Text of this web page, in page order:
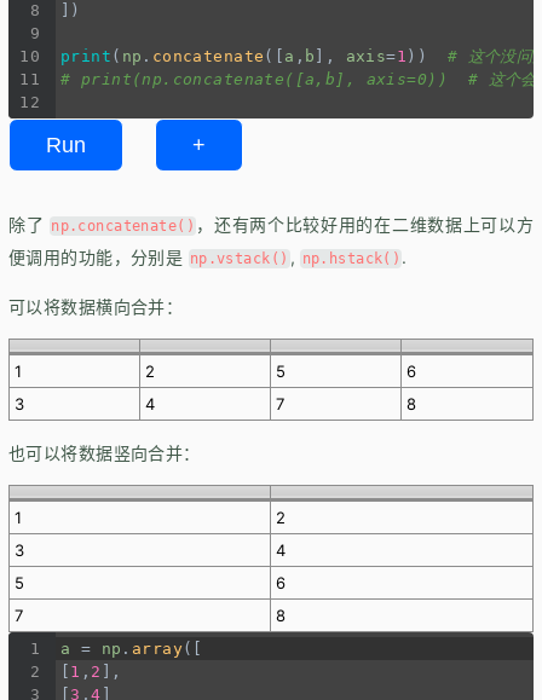
8
])
9
10
print ( np . concatenate ([ a , b ], axis=1 )) # 这个没问
11
# print(np.concatenate([a,b], axis=0))  # 这个会
12
Run +
除了 np.concatenate() ，还有两个比较好用的在二维数据上可以方
便调用的功能，分别是 np.vstack() , np.hstack() .
可以将数据横向合并：
1 2 5
6
3
4 7 8
也可以将数据竖向合并：
1
2
3
4
5
6
7
8
1 a = np . array([
2
1 , 2
],
3
3 ,4